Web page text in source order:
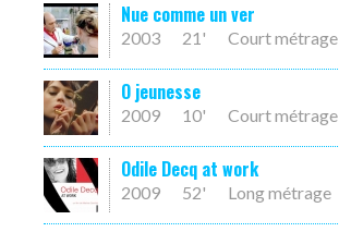
Nue comme un ver
2003 21' Court métrage
O jeunesse
2009 10' Court métrage
Odile Decq at work
2009 52' Long métrage